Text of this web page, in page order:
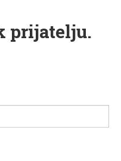
prijatelju.